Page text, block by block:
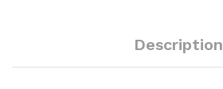
Description